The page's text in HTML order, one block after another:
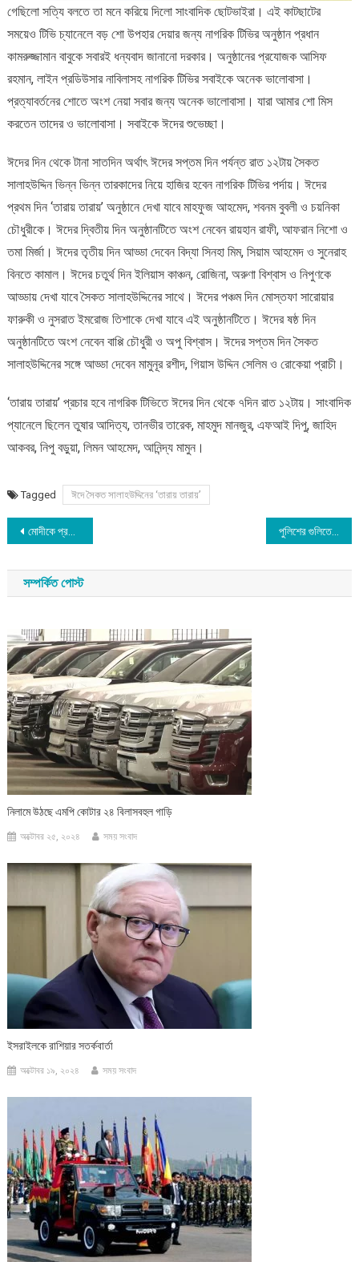
গেছিলো সত্যি বলতে তা মনে করিয়ে দিলো সাংবাদিক ছোটভাইরা। এই কাটছাটের
সময়েও টিভি চ্যানেলে বড় শো উপহার দেয়ার জন্য নাগরিক টিভির অনুষ্ঠান প্রধান
কামরুজ্জামান বাবুকে সবারই ধন্যবাদ জানানো দরকার। অনুষ্ঠানের প্রযোজক আসিফ
রহমান, লাইন প্রডিউসার নাবিলাসহ নাগরিক টিভির সবাইকে অনেক ভালোবাসা।
প্রত্যাবর্তনের শোতে অংশ নেয়া সবার জন্য অনেক ভালোবাসা। যারা আমার শো মিস
করতেন তাদের ও ভালোবাসা। সবাইকে ঈদের শুভেচ্ছা।
ঈদের দিন থেকে টানা সাতদিন অর্থাৎ ঈদের সপ্তম দিন পর্যন্ত রাত ১২টায় সৈকত
সালাহউদ্দিন ভিন্ন ভিন্ন তারকাদের নিয়ে হাজির হবেন নাগরিক টিভির পর্দায়। ঈদের
প্রথম দিন ‘তারায় তারায়’ অনুষ্ঠানে দেখা যাবে মাহফুজ আহমেদ, শবনম বুবলী ও চয়নিকা
চৌধুরীকে। ঈদের দ্বিতীয় দিন অনুষ্ঠানটিতে অংশ নেবেন রায়হান রাফী, আফরান নিশো ও
তমা মির্জা। ঈদের তৃতীয় দিন আড্ডা দেবেন বিদ্যা সিনহা মিম, সিয়াম আহমেদ ও সুনেরাহ
বিনতে কামাল। ঈদের চতুর্থ দিন ইলিয়াস কাঞ্চন, রোজিনা, অরুণা বিশ্বাস ও নিপুণকে
আড্ডায় দেখা যাবে সৈকত সালাহউদ্দিনের সাথে। ঈদের পঞ্চম দিন মোস্তফা সারোয়ার
ফারুকী ও নুসরাত ইমরোজ তিশাকে দেখা যাবে এই অনুষ্ঠানটিতে। ঈদের ষষ্ঠ দিন
অনুষ্ঠানটিতে অংশ নেবেন বাপ্পি চৌধুরী ও অপু বিশ্বাস। ঈদের সপ্তম দিন সৈকত
সালাহউদ্দিনের সঙ্গে আড্ডা দেবেন মামুনূর রশীদ, গিয়াস উদ্দিন সেলিম ও রোকেয়া প্রাচী।
‘তারায় তারায়’ প্রচার হবে নাগরিক টিভিতে ঈদের দিন থেকে ৭দিন রাত ১২টায়। সাংবাদিক
প্যানেলে ছিলেন তুষার আদিত্য, তানভীর তারেক, মাহমুদ মানজুর, এফআই দিপু, জাহিদ
আকবর, নিপু বড়ুয়া, লিমন আহমেদ, আনিন্দ্য মামুন।
Tagged ঈদে সৈকত সালাহউদ্দিনের ‘তারায় তারায়’
Post
navigation
মোদীকে প্রশ্ন করা মুসলিম সাংবাদিকের হেনস্থার কড়া নিন্দায় হোয়াইট হাউস পুলিশের গুলিতে কিশোর নিহত, ফ্রান্স জুড়ে চলছে তুমুল বিক্ষোভ
সম্পর্কিত পোস্ট
নিলামে উঠছে এমপি কোটার ২৪ বিলাসবহুল গাড়ি
অক্টোবর ২৫, ২০২৪ সময় সংবাদ
ইসরাইলকে রাশিয়ার সতর্কবার্তা
অক্টোবর ১৯, ২০২৪ সময় সংবাদ